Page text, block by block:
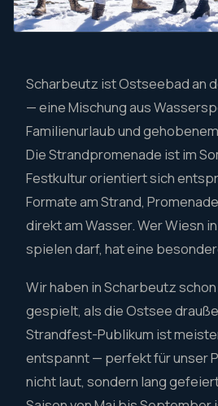
Scharbeutz ist Ostseebad an
— eine Mischung aus
Familienurlaub und
Die Strandpromenade ist im
Festkultur orientiert sich
Formate am Strand,
direkt am Wasser. Wer Wiesn
spielen darf, hat eine
Wir haben in Scharbeutz
gespielt, als die Ostsee
Strandfest-Publikum ist
entspannt — perfekt für unser
nicht laut, sondern lang